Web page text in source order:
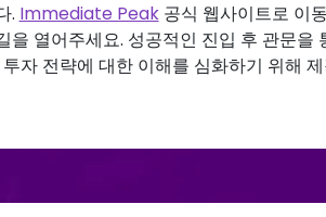
. Immediate Peak공식 웹사이트로 이
열어주세요. 성공적인 진입 후 관문
자 전략에 대한 이해를 심화하기 위해